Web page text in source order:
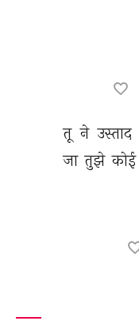
तू ने उस्ताद
जा तुझे कोई